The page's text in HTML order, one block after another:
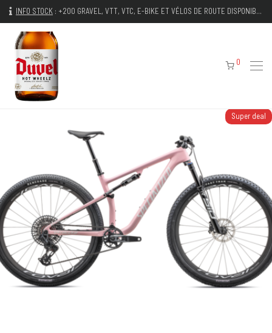
INFO STOCK : +200 GRAVEL, VTT, VTC, E-BIKE ET VÉLOS DE ROUTE DISPONIBLES IMMÉDIATEMENT
0
Super deal